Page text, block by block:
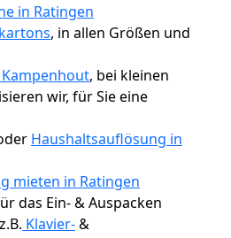
in Ratingen
, in allen Größen und
, bei kleinen
wir, für Sie eine
Haushaltsauflösung in
mieten in Ratingen
das Ein- & Auspacken
Klavier-&